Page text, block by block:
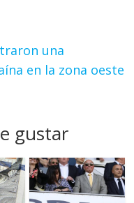
una
en la zona oeste
gustar